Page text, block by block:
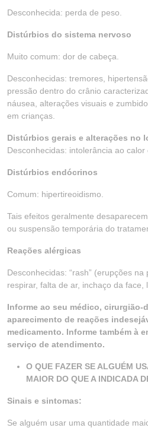
Desconhecida: perda de peso.
Distúrbios do sistema nervoso
Muito comum: dor de cabeça.
Desconhecidas: tremores,
pressão dentro do crânio
náusea, alterações visuais e
em crianças.
Distúrbios gerais e alterações no
Desconhecidas: intolerância ao calor
Distúrbios endócrinos
Comum: hipertireoidismo.
Tais efeitos geralmente
ou suspensão temporária do
Reações alérgicas
Desconhecidas: “rash” (erupções
respirar, falta de ar, inchaço da face,
Informe ao seu médico,
aparecimento de reações
medicamento. Informe também à
serviço de atendimento.
O QUE FAZER SE ALGUÉM
MAIOR DO QUE A INDICADA
Sinais e sintomas:
Se alguém usar uma quantidade